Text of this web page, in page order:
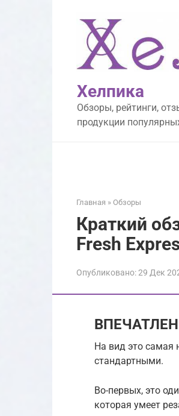
Хелпика
Обзоры, рейтинги,
продукции
Главная » Обзоры
Краткий
Fresh
Опубликовано:29 Дек
На вид это самая
стандартными.
Во-первых, это
которая умеет